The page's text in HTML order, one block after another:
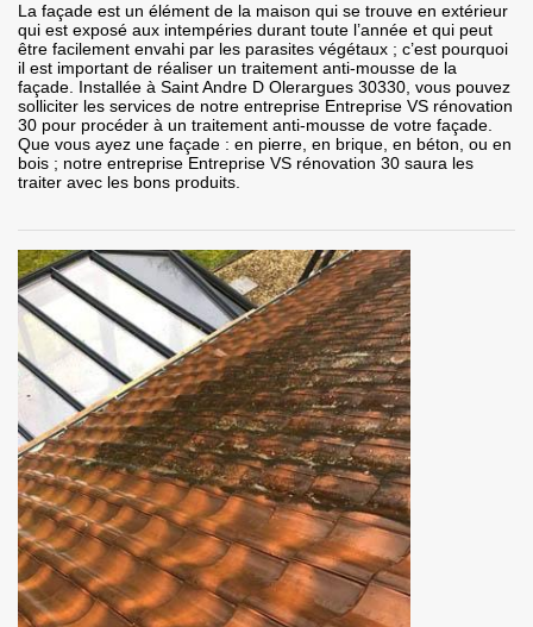
La façade est un élément de la maison qui se trouve en extérieur
qui est exposé aux intempéries durant toute l’année et qui peut
être facilement envahi par les parasites végétaux ; c’est pourquoi
il est important de réaliser un traitement anti-mousse de la
façade. Installée à Saint Andre D Olerargues 30330, vous pouvez
solliciter les services de notre entreprise Entreprise VS rénovation
30 pour procéder à un traitement anti-mousse de votre façade.
Que vous ayez une façade : en pierre, en brique, en béton, ou en
bois ; notre entreprise Entreprise VS rénovation 30 saura les
traiter avec les bons produits.